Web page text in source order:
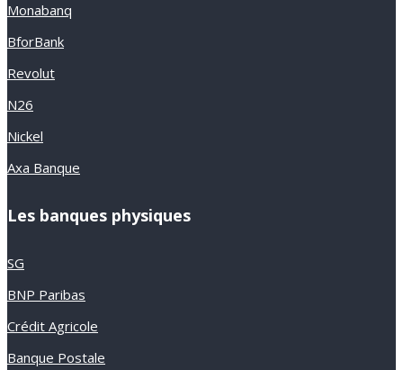
Monabanq
BforBank
Revolut
N26
Nickel
Axa Banque
Les banques physiques
SG
BNP Paribas
Crédit Agricole
Banque Postale